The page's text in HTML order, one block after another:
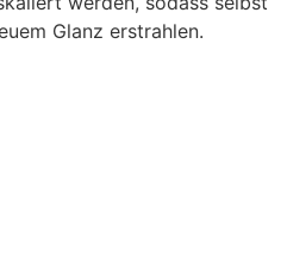
Glanz erstrahlen.